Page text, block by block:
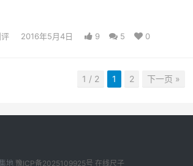
2016年5月4日 9 5 0
1 / 2 1 2 下一页 »
地 豫ICP备2025109925号 在线尺子